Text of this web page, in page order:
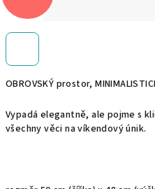
OBROVSKÝ prostor,
Vypadá elegantně, ale pojme s
všechny věci na víkendový únik.